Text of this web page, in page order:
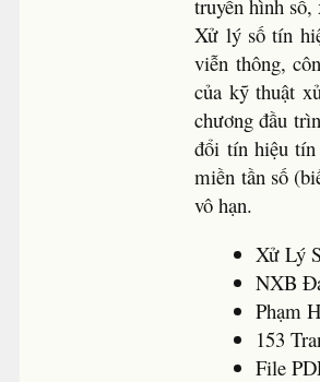
truyền hình
Xử lý số tín
viễn thông,
của kỹ thuật
chương đầu
đổi tín hiệu
miền tần số
vô hạn.
Xử Lý
NXB
Phạm
153
File